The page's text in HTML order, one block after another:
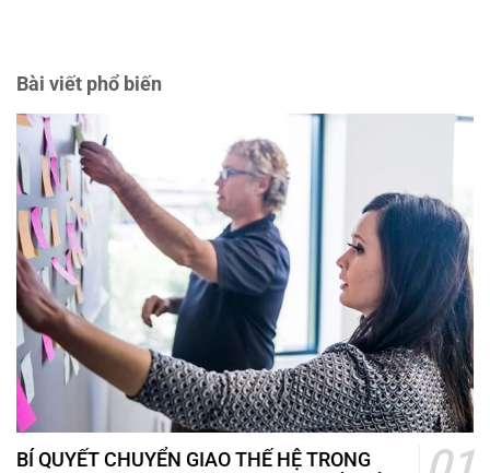
Bài viết phổ biến
BÍ QUYẾT CHUYỂN GIAO THẾ HỆ TRONG